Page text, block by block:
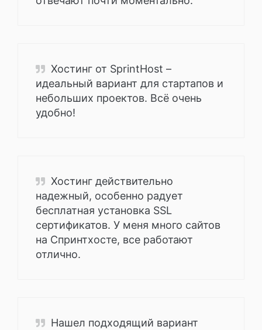
Хостинг от SprintHost –
идеальный вариант для стартапов и
небольших проектов. Всё очень
удобно!
Хостинг действительно
надежный, особенно радует
бесплатная установка SSL
сертификатов. У меня много сайтов
на Спринтхосте, все работают
отлично.
Нашел подходящий вариант